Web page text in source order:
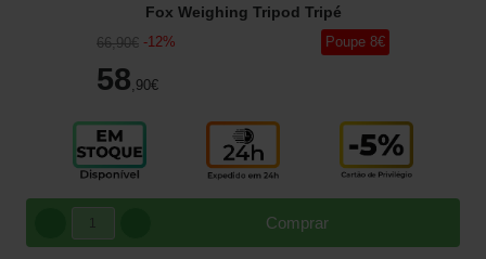
Fox Weighing Tripod Tripé
66,90€ -12%
58 ,90€
Poupe 8€
Comprar